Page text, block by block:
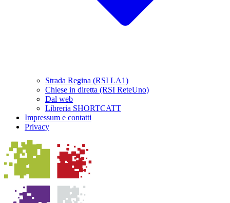
Strada Regina (RSI LA1)
Chiese in diretta (RSI ReteUno)
Dal web
Libreria SHORTCATT
Impressum e contatti
Privacy